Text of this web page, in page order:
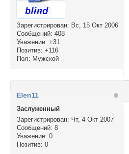
Зарегистрирован: Вс, 15 Окт 2006
Сообщений: 408
Уважение: +31
Позитив: +116
Пол: Мужской
Elen11
Заслуженный
Зарегистрирован: Чт, 4 Окт 2007
Сообщений: 8
Уважение: 0
Позитив: 0